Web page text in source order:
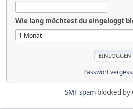
Wie lang möchtest du eingeloggt
Passwort
SMF spamblocked by